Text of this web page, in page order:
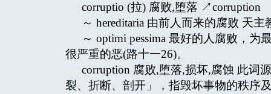
corruptio (拉) 腐败,堕落 ↗corruption
～ hereditaria 由前人而来的腐败 天
～ optimi pessima 最好的人腐败，
很严重的恶(路十一26)。
corruption 腐败,堕落,损坏,腐蚀 此词
裂、折断、剖开」，指毁坏事物的秩序